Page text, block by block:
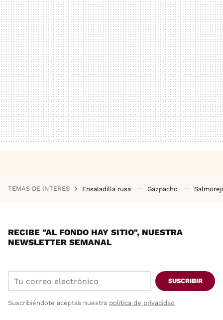
TEMAS DE INTERÉS Ensaladilla rusa Gazpacho
RECIBE "AL FONDO HAY SITIO", NUESTRA
NEWSLETTER SEMANAL
SUSCRIBIR
Suscribiéndote aceptas nuestra política de privacidad